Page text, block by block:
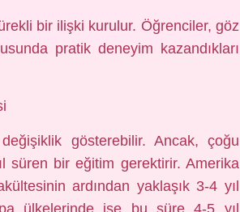
bir ilişki kurulur. Öğrenciler, göz
pratik deneyim kazandıkları
gösterebilir. Ancak, çoğu
süren bir eğitim gerektirir. Amerika
ardından yaklaşık 3-4 yıl
ülkelerinde ise bu süre 4-5 yıl